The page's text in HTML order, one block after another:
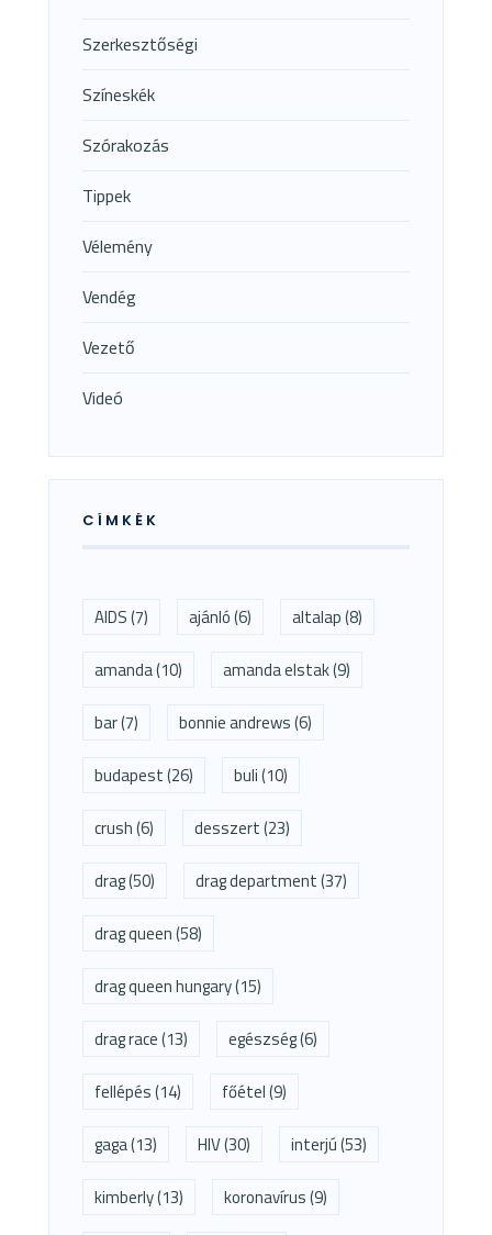
Szerkesztőségi
Színeskék
Szórakozás
Tippek
Vélemény
Vendég
Vezető
Videó
CÍMKÉK
AIDS(7) ajánló(6) altalap(8)
amanda(10) amanda elstak(9)
bar(7) bonnie andrews(6)
budapest(26) buli(10)
crush(6) desszert(23)
drag(50) drag department(37)
drag queen(58)
drag queen hungary(15)
drag race(13) egészség(6)
fellépés(14) főétel(9)
gaga(13) HIV(30) interjú(53)
kimberly(13) koronavírus(9)